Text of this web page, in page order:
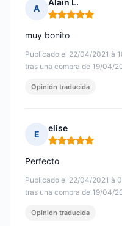
A
Alain L.
Nota: 5 de 5
Publicado el 22/04/2021 à
tras una compra de 19/04/
muy bonito
Opinión traducida
E
elise
Nota: 5 de 5
Publicado el 22/04/2021 à
tras una compra de 19/04/
Perfecto
Opinión traducida